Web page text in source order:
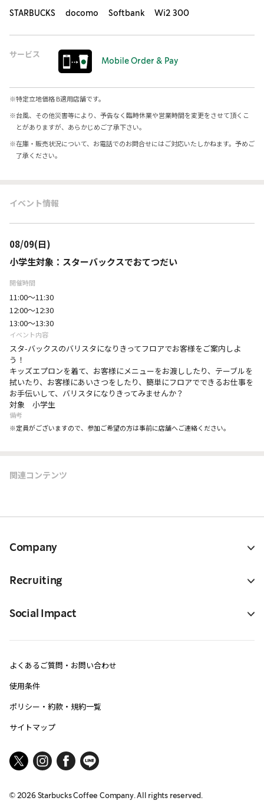
STARBUCKS docomo Softbank Wi2 300
サービス
Mobile Order & Pay
※特定立地価格 B適用店舗です。
※台風、その他災害等により、予告なく臨時休業や営業時間を変更をさせて頂くこ
とがありますが、あらかじめご了承下さい。
※在庫・販売状況について、お電話でのお問合せにはご対応いたしかねます。予めご
了承ください。
イベント情報
08/09(日)
小学生対象：スターバックスでおてつだい
開催時間
11:00～11:30
12:00～12:30
13:00～13:30
イベント内容
スタ-バックスのバリスタになりきってフロアでお客様をご案内しよ
う！
キッズエプロンを着て、お客様にメニューをお渡ししたり、テーブルを
拭いたり、お客様にあいさつをしたり、簡単にフロアでできるお仕事を
お手伝いして、バリスタになりきってみませんか？
対象 小学生
備考
※定員がございますので、参加ご希望の方は事前に店舗へご連絡ください。
関連コンテンツ
Company
Recruiting
Social Impact
よくあるご質問・お問い合わせ
使用条件
ポリシー・約款・規約一覧
サイトマップ
© 2026Starbucks Coffee Company. All rights reserved.